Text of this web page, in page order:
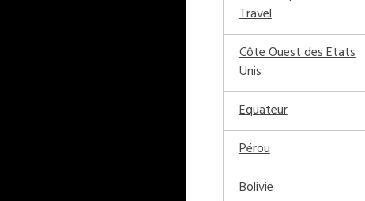
Travel
Côte Ouest des Etats
Unis
Equateur
Pérou
Bolivie